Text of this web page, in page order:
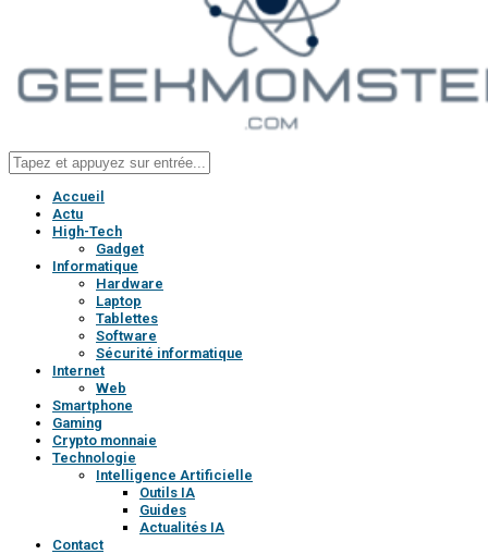
Accueil
Actu
High-Tech
Gadget
Informatique
Hardware
Laptop
Tablettes
Software
Sécurité informatique
Internet
Web
Smartphone
Gaming
Crypto monnaie
Technologie
Intelligence Artificielle
Outils IA
Guides
Actualités IA
Contact